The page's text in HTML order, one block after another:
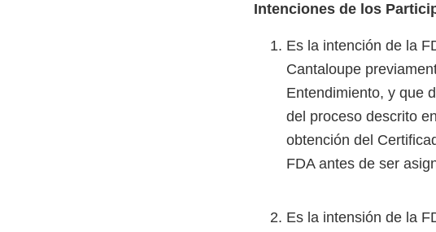
Intenciones de los
Es la intención de la
Cantaloupe
Entendimiento, y que
del proceso descrito
obtención del
FDA antes de ser
Es la intensión de la